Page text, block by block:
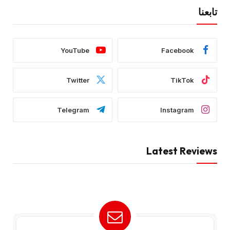
تابعنا
Facebook
YouTube
TikTok
Twitter
Instagram
Telegram
Latest Reviews